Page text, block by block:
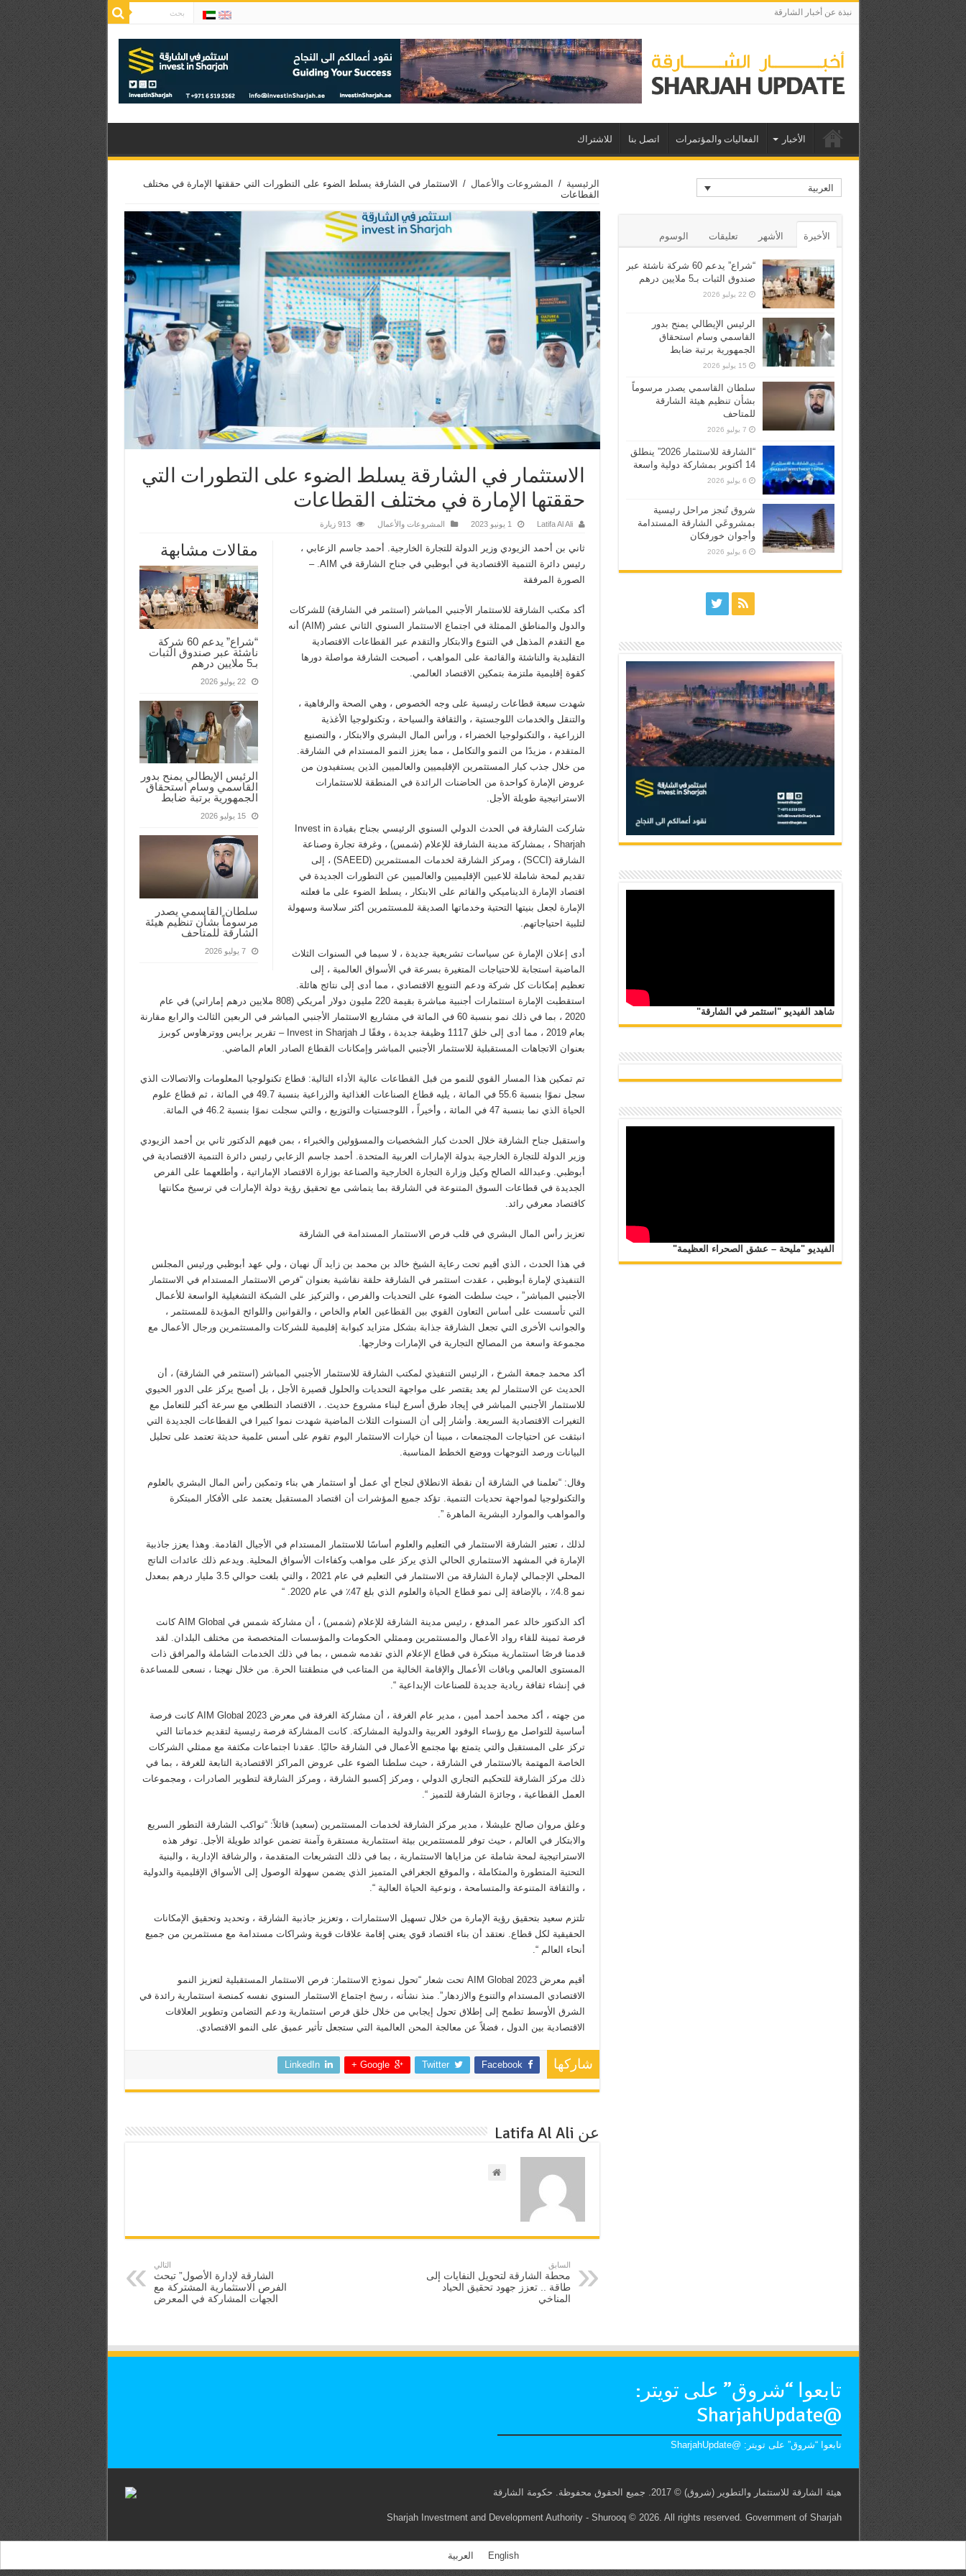
نبذة عن أخبار الشارقة
الأخبار الفعاليات والمؤتمرات اتصل بنا للاشتراك
الرئيسية / المشروعات والأعمال /
الاستثمار في الشارقة يسلط الضوء على التطورات التي حققتها الإمارة في مختلف
القطاعات
الاستثمار في الشارقة يسلط الضوء على التطورات التي
حققتها الإمارة في مختلف القطاعات
Latifa Al Ali 1 يونيو 2023 المشروعات والأعمال 913 زيارة
مقالات مشابهة
“شراع” يدعم 60 شركة
ناشئة عبر صندوق الثبات
بـ5 ملايين درهم
22 يوليو 2026
الرئيس الإيطالي يمنح بدور
القاسمي وسام استحقاق
الجمهورية برتبة ضابط
15 يوليو 2026
سلطان القاسمي يصدر
مرسوماً بشأن تنظيم هيئة
الشارقة للمتاحف
7 يوليو 2026
ثاني بن أحمد الزيودي وزير الدولة للتجارة الخارجية. أحمد جاسم الزعابي ،
رئيس دائرة التنمية الاقتصادية في أبوظبي في جناح الشارقة في AIM. –
الصورة المرفقة
أكد مكتب الشارقة للاستثمار الأجنبي المباشر (استثمر في الشارقة) للشركات
والدول والمناطق الممثلة في اجتماع الاستثمار السنوي الثاني عشر (AIM) أنه
مع التقدم المذهل في التنوع والابتكار والتقدم عبر القطاعات الاقتصادية
التقليدية والناشئة والقائمة على المواهب ، أصبحت الشارقة مواصلة دورها
كقوة إقليمية ملتزمة بتمكين الاقتصاد العالمي.
شهدت سبعة قطاعات رئيسية على وجه الخصوص ، وهي الصحة والرفاهية ،
والتنقل والخدمات اللوجستية ، والثقافة والسياحة ، وتكنولوجيا الأغذية
الزراعية ، والتكنولوجيا الخضراء ، ورأس المال البشري والابتكار ، والتصنيع
المتقدم ، مزيدًا من النمو والتكامل ، مما يعزز النمو المستدام في الشارقة.
من خلال جذب كبار المستثمرين الإقليميين والعالميين الذين يستفيدون من
عروض الإمارة كواحدة من الحاضنات الرائدة في المنطقة للاستثمارات
الاستراتيجية طويلة الأجل.
شاركت الشارقة في الحدث الدولي السنوي الرئيسي بجناح بقيادة Invest in
Sharjah ، بمشاركة مدينة الشارقة للإعلام (شمس) ، وغرفة تجارة وصناعة
الشارقة (SCCI) ، ومركز الشارقة لخدمات المستثمرين (SAEED) ، إلى
تقديم لمحة شاملة للاعبين الإقليميين والعالميين عن التطورات الجديدة في
اقتصاد الإمارة الديناميكي والقائم على الابتكار ، يسلط الضوء على ما فعلته
الإمارة لجعل بنيتها التحتية وخدماتها الصديقة للمستثمرين أكثر سلاسة وسهولة
لتلبية احتياجاتهم.
أدى إعلان الإمارة عن سياسات تشريعية جديدة ، لا سيما في السنوات الثلاث
الماضية استجابة للاحتياجات المتغيرة بسرعة في الأسواق العالمية ، إلى
تعظيم إمكانات كل شركة ودعم التنويع الاقتصادي ، مما أدى إلى نتائج هائلة.
استقطبت الإمارة استثمارات أجنبية مباشرة بقيمة 220 مليون دولار أمريكي (808 ملايين درهم إماراتي) في عام
2020 ، بما في ذلك نمو بنسبة 60 في المائة في مشاريع الاستثمار الأجنبي المباشر في الربعين الثالث والرابع مقارنة
بعام 2019 ، مما أدى إلى خلق 1117 وظيفة جديدة ، وفقًا لـ Invest in Sharjah – تقرير برايس ووترهاوس كوبرز
بعنوان الاتجاهات المستقبلية للاستثمار الأجنبي المباشر وإمكانات القطاع الصادر العام الماضي.
تم تمكين هذا المسار القوي للنمو من قبل القطاعات عالية الأداء التالية: قطاع تكنولوجيا المعلومات والاتصالات الذي
سجل نموًا بنسبة 55.6 في المائة ، يليه قطاع الصناعات الغذائية والزراعية بنسبة 49.7 في المائة ، ثم قطاع علوم
الحياة الذي نما بنسبة 47 في المائة ، وأخيراً ، اللوجستيات والتوزيع ، والتي سجلت نموًا بنسبة 46.2 في المائة.
واستقبل جناح الشارقة خلال الحدث كبار الشخصيات والمسؤولين والخبراء ، بمن فيهم الدكتور ثاني بن أحمد الزيودي
وزير الدولة للتجارة الخارجية بدولة الإمارات العربية المتحدة. أحمد جاسم الزعابي رئيس دائرة التنمية الاقتصادية في
أبوظبي. وعبدالله الصالح وكيل وزارة التجارة الخارجية والصناعة بوزارة الاقتصاد الإماراتية ، وأطلعهما على الفرص
الجديدة في قطاعات السوق المتنوعة في الشارقة بما يتماشى مع تحقيق رؤية دولة الإمارات في ترسيخ مكانتها
كاقتصاد معرفي رائد.
تعزيز رأس المال البشري في قلب فرص الاستثمار المستدامة في الشارقة
في هذا الحدث ، الذي أقيم تحت رعاية الشيخ خالد بن محمد بن زايد آل نهيان ، ولي عهد أبوظبي ورئيس المجلس
التنفيذي لإمارة أبوظبي ، عقدت استثمر في الشارقة حلقة نقاشية بعنوان “فرص الاستثمار المستدام في الاستثمار
الأجنبي المباشر” ، حيث سلطت الضوء على التحديات والفرص ، والتركيز على الشبكة التشغيلية الواسعة للأعمال
التي تأسست على أساس التعاون القوي بين القطاعين العام والخاص ، والقوانين واللوائح المؤيدة للمستثمر ،
والجوانب الأخرى التي تجعل الشارقة جذابة بشكل متزايد كبوابة إقليمية للشركات والمستثمرين ورجال الأعمال مع
مجموعة واسعة من المصالح التجارية في الإمارات وخارجها.
أكد محمد جمعة الشرخ ، الرئيس التنفيذي لمكتب الشارقة للاستثمار الأجنبي المباشر (استثمر في الشارقة) ، أن
الحديث عن الاستثمار لم يعد يقتصر على مواجهة التحديات والحلول قصيرة الأجل ، بل أصبح يركز على الدور الحيوي
للاستثمار الأجنبي المباشر في إيجاد طرق أسرع لبناء مشروع حديث. ، الاقتصاد التطلعي مع سرعة أكبر للتعامل مع
التغيرات الاقتصادية السريعة. وأشار إلى أن السنوات الثلاث الماضية شهدت نموا كبيرا في القطاعات الجديدة التي
انبثقت عن احتياجات المجتمعات ، مبينا أن خيارات الاستثمار اليوم تقوم على أسس علمية حديثة تعتمد على تحليل
البيانات ورصد التوجهات ووضع الخطط المناسبة.
وقال: “تعلمنا في الشارقة أن نقطة الانطلاق لنجاح أي عمل أو استثمار هي بناء وتمكين رأس المال البشري بالعلوم
والتكنولوجيا لمواجهة تحديات التنمية. تؤكد جميع المؤشرات أن اقتصاد المستقبل يعتمد على الأفكار المبتكرة
والمواهب والموارد البشرية الماهرة ”.
لذلك ، تعتبر الشارقة الاستثمار في التعليم والعلوم أساسًا للاستثمار المستدام في الأجيال القادمة. وهذا يعزز جاذبية
الإمارة في المشهد الاستثماري الحالي الذي يركز على مواهب وكفاءات الأسواق المحلية. ويدعم ذلك عائدات الناتج
المحلي الإجمالي لإمارة الشارقة من الاستثمار في التعليم في عام 2021 ، والتي بلغت حوالي 3.5 مليار درهم بمعدل
نمو 4.8٪ ، بالإضافة إلى نمو قطاع الحياة والعلوم الذي بلغ 47٪ في عام 2020. “
أكد الدكتور خالد عمر المدفع ، رئيس مدينة الشارقة للإعلام (شمس) ، أن مشاركة شمس في AIM Global كانت
فرصة ثمينة للقاء رواد الأعمال والمستثمرين وممثلي الحكومات والمؤسسات المتخصصة من مختلف البلدان. لقد
قدمنا ​​فرصًا استثمارية مبتكرة في قطاع الإعلام الذي تقدمه شمس ، بما في ذلك الخدمات الشاملة والمرافق ذات
المستوى العالمي وباقات الأعمال والإقامة الخالية من المتاعب في منطقتنا الحرة. من خلال نهجنا ، نسعى للمساعدة
في إنشاء ثقافة ريادية جديدة للصناعات الإبداعية “.
من جهته ، أكد محمد أحمد أمين ، مدير عام الغرفة ، أن مشاركة الغرفة في معرض AIM Global 2023 كانت فرصة
أساسية للتواصل مع رؤساء الوفود العربية والدولية المشاركة. كانت المشاركة فرصة رئيسية لتقديم خدماتنا التي
تركز على المستقبل والتي يتمتع بها مجتمع الأعمال في الشارقة حاليًا. عقدنا اجتماعات مكثفة مع ممثلي الشركات
الخاصة المهتمة بالاستثمار في الشارقة ، حيث سلطنا الضوء على عروض المراكز الاقتصادية التابعة للغرفة ، بما في
ذلك مركز الشارقة للتحكيم التجاري الدولي ، ومركز إكسبو الشارقة ، ومركز الشارقة لتطوير الصادرات ، ومجموعات
العمل القطاعية ، وجائزة الشارقة للتميز “.
وعلق مروان صالح عليشلا ، مدير مركز الشارقة لخدمات المستثمرين (سعيد) قائلاً: “تواكب الشارقة التطور السريع
والابتكار في العالم ، حيث توفر للمستثمرين بيئة استثمارية مستقرة وآمنة تضمن عوائد طويلة الأجل. توفر هذه
الاستراتيجية لمحة شاملة عن مزاياها الاستثمارية ، بما في ذلك التشريعات المتقدمة ، والرشاقة الإدارية ، والبنية
التحتية المتطورة والمتكاملة ، والموقع الجغرافي المتميز الذي يضمن سهولة الوصول إلى الأسواق الإقليمية والدولية
، والثقافة المتنوعة والمتسامحة ، ونوعية الحياة العالية “.
تلتزم سعيد بتحقيق رؤية الإمارة من خلال تسهيل الاستثمارات ، وتعزيز جاذبية الشارقة ، وتحديد وتحقيق الإمكانات
الحقيقية لكل قطاع. نعتقد أن بناء اقتصاد قوي يعني إقامة علاقات قوية وشراكات مستدامة مع مستثمرين من جميع
أنحاء العالم “.
أقيم معرض AIM Global 2023 تحت شعار “تحول نموذج الاستثمار: فرص الاستثمار المستقبلية لتعزيز النمو
الاقتصادي المستدام والتنوع والازدهار”. منذ نشأته ، رسخ اجتماع الاستثمار السنوي نفسه كمنصة استثمارية رائدة في
الشرق الأوسط تطمح إلى إطلاق تحول إيجابي من خلال خلق فرص استثمارية ودعم التضامن وتطوير العلاقات
الاقتصادية بين الدول ، فضلاً عن معالجة المحن العالمية التي ستجعل تأثير عميق على النمو الاقتصادي.
شاركها Facebook
Twitter
Google +
LinkedIn
عن Latifa Al Ali
السابق
محطة الشارقة لتحويل النفايات إلى
طاقة .. تعزز جهود تحقيق الحياد
المناخي
التالي
الشارقة لإدارة الأصول” تبحث
الفرص الاستثمارية المشتركة مع
الجهات المشاركة في المعرض
العربية
الأخيرة الأشهر تعليقات الوسوم
“شراع” يدعم 60 شركة ناشئة عبر
صندوق الثبات بـ5 ملايين درهم
22 يوليو 2026
الرئيس الإيطالي يمنح بدور
القاسمي وسام استحقاق
الجمهورية برتبة ضابط
15 يوليو 2026
سلطان القاسمي يصدر مرسوماً
بشأن تنظيم هيئة الشارقة
للمتاحف
7 يوليو 2026
“الشارقة للاستثمار 2026” ينطلق
14 أكتوبر بمشاركة دولية واسعة
6 يوليو 2026
شروق تُنجز مراحل رئيسية
بمشروعَي الشارقة المستدامة
وأجوان خورفكان
6 يوليو 2026
شاهد الفيديو "استثمر في الشارقة"
الفيديو "مليحة – عشق الصحراء العظيمة"
تابعوا “شروق” على تويتر:
@SharjahUpdate
تابعوا “شروق” على تويتر: @SharjahUpdate
هيئة الشارقة للاستثمار والتطوير (شروق) © 2017. جميع الحقوق محفوظة. حكومة الشارقة
Sharjah Investment and Development Authority - Shurooq © 2026. All rights reserved. Government of Sharjah
English العربية